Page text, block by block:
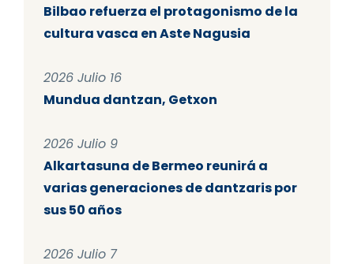
Bilbao refuerza el protagonismo de la
cultura vasca en Aste Nagusia
2026 Julio 16
Mundua dantzan, Getxon
2026 Julio 9
Alkartasuna de Bermeo reunirá a
varias generaciones de dantzaris por
sus 50 años
2026 Julio 7